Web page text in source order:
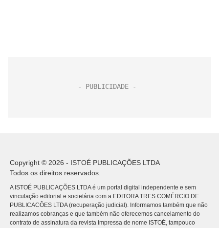
Copyright © 2026 - ISTOÉ PUBLICAÇÕES LTDA
Todos os direitos reservados.
A ISTOÉ PUBLICAÇÕES LTDA é um portal digital independente e sem
vinculação editorial e societária com a EDITORA TRES COMÉRCIO DE
PUBLICACÕES LTDA (recuperação judicial). Informamos também que não
realizamos cobranças e que também não oferecemos cancelamento do
contrato de assinatura da revista impressa de nome ISTOÉ, tampouco